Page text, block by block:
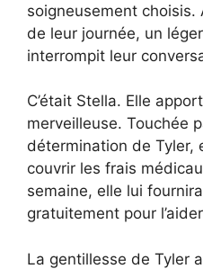
soigneusement choisis.
de leur journée, un
interrompit leur
C’était Stella. Elle
merveilleuse. Touchée
détermination de Tyler,
couvrir les frais
semaine, elle lui
gratuitement pour
La gentillesse de Tyler